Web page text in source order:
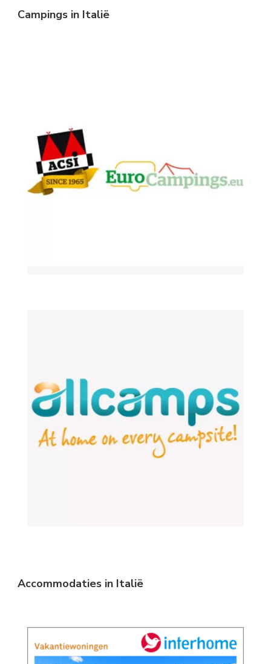
Campings in Italië
Accommodaties in Italië